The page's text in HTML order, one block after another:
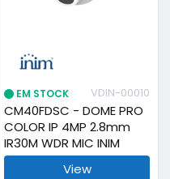
EM STOCK VDIN-00010
CM40FDSC - DOME PRO
COLOR IP 4MP 2.8mm
IR30M WDR MIC INIM
View